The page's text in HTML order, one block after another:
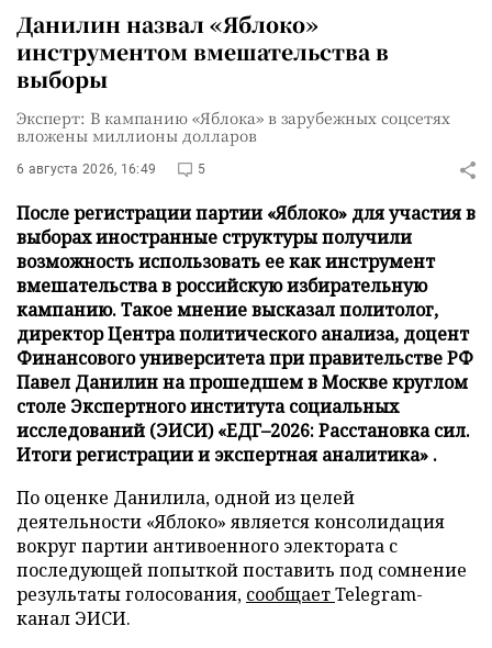
Данилин назвал «Яблоко»
инструментом вмешательства в
выборы
Эксперт: В кампанию «Яблока» в зарубежных соцсетях
вложены миллионы долларов
6 августа 2026, 16:49 5
После регистрации партии «Яблоко» для участия в
выборах иностранные структуры получили
возможность использовать ее как инструмент
вмешательства в российскую избирательную
кампанию. Такое мнение высказал политолог,
директор Центра политического анализа, доцент
Финансового университета при правительстве РФ
Павел Данилин на прошедшем в Москве круглом
столе Экспертного института социальных
исследований (ЭИСИ) «ЕДГ–2026: Расстановка сил.
Итоги регистрации и экспертная аналитика» .
По оценке Данилила, одной из целей
деятельности «Яблоко» является консолидация
вокруг партии антивоенного электората с
последующей попыткой поставить под сомнение
результаты голосования, сообщаетTelegram-
канал ЭИСИ.